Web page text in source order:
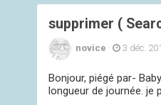
supprimer (
novice · 3 déc.
Bonjour, piégé par-
longueur de journée. je